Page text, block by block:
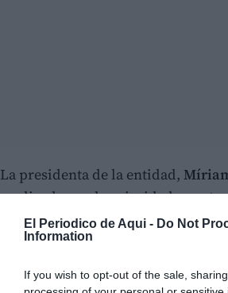
El Periodico de Aqui - Do Not
Information
If you wish to opt-out of the sale,
La presidenta de la entidad,
explicado que la prioridad en
conseguirproductos de primeros
analgésicos y antibióticos